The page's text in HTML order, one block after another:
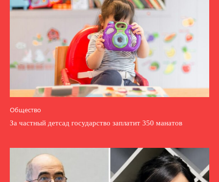
Общество
За частный детсад государство заплатит 350 манатов